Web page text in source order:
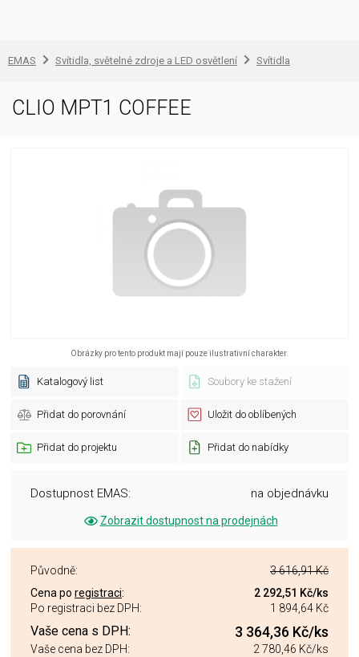
EMAS Svítidla, světelné zdroje a LED osvětlení Svítidla
CLIO MPT1 COFFEE
Obrázky pro tento produkt mají pouze ilustrativní charakter.
Katalogový list Soubory ke stažení
Přidat do porovnání Uložit do oblíbených
Přidat do projektu Přidat do nabídky
Dostupnost EMAS: na objednávku
Zobrazit dostupnost na prodejnách
Původně:
3 616,91 Kč
Cena po registraci: 2 292,51 Kč/ks
Po registraci bez DPH:
1 894,64 Kč
Vaše cena s DPH: 3 364,36 Kč/ks
Vaše cena bez DPH: 2 780,46 Kč/ks